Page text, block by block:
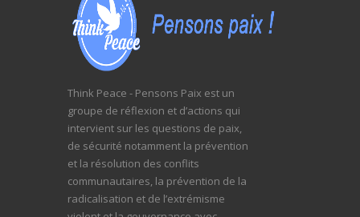
Think Peace - Pensons Paix est un
groupe de réflexion et d’actions qui
intervient sur les questions de paix,
de sécurité notamment la prévention
et la résolution des conflits
communautaires, la prévention de la
radicalisation et de l’extrémisme